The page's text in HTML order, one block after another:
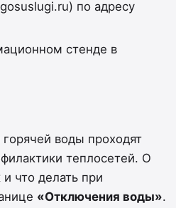
по адресу
стенде в
воды проходят
теплосетей. О
и что делать при
«Отключения воды».